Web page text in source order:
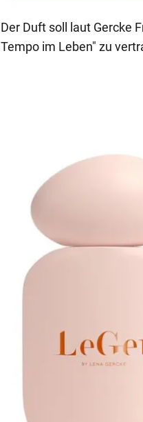
Der Duft soll laut Gercke
Tempo im Leben" zu